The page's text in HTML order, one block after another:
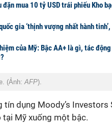
mua 10 tỷ USD trái phiếu Kho
gia ‘thịnh vượng nhất hành
của Mỹ: Bậc AA+ là gì, tác
(Ảnh:AFP).
tín dụng Moody’s Investors
tại Mỹ xuống một bậc.